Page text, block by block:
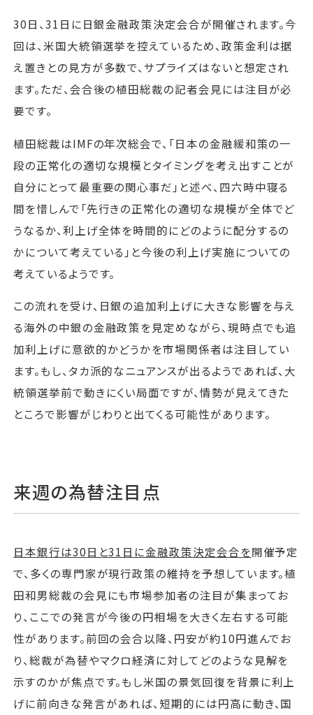
30日、31日に日銀金融政策決定会合が開催されます。今
回は、米国大統領選挙を控えているため、政策金利は据
え置きとの見方が多数で、サプライズはないと想定され
ます。ただ、会合後の植田総裁の記者会見には注目が必
要です。
植田総裁はIMFの年次総会で、「日本の金融緩和策の一
段の正常化の適切な規模とタイミングを考え出すことが
自分にとって最重要の関心事だ」と述べ、四六時中寝る
間を惜しんで「先行きの正常化の適切な規模が全体でど
うなるか、利上げ全体を時間的にどのように配分するの
かについて考えている」と今後の利上げ実施についての
考えているようです。
この流れを受け、日銀の追加利上げに大きな影響を与え
る海外の中銀の金融政策を見定めながら、現時点でも追
加利上げに意欲的かどうかを市場関係者は注目してい
ます。もし、タカ派的なニュアンスが出るようであれば、大
統領選挙前で動きにくい局面ですが、情勢が見えてきた
ところで影響がじわりと出てくる可能性があります。
来週の為替注目点
日本銀行は30日と31日に金融政策決定会合を開催予定
で、多くの専門家が現行政策の維持を予想しています。植
田和男総裁の会見にも市場参加者の注目が集まってお
り、ここでの発言が今後の円相場を大きく左右する可能
性があります。前回の会合以降、円安が約10円進んでお
り、総裁が為替やマクロ経済に対してどのような見解を
示すのかが焦点です。もし米国の景気回復を背景に利上
げに前向きな発言があれば、短期的には円高に動き、国